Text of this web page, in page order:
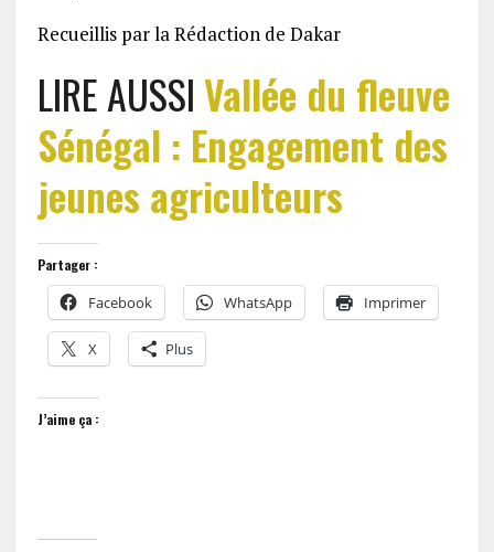
Recueillis par la Rédaction de Dakar
LIRE AUSSIVallée du fleuve
Sénégal : Engagement des
jeunes agriculteurs
Partager :
Facebook WhatsApp Imprimer
X Plus
J’aime ça :